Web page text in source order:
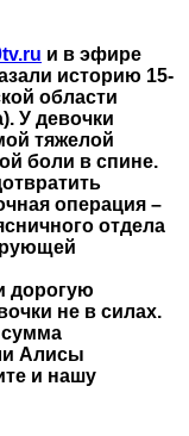
и в эфире
историю 15-
области
У девочки
тяжелой
боли в спине.
операция –
отдела
дорогую
не в силах.
Алисы
и нашу